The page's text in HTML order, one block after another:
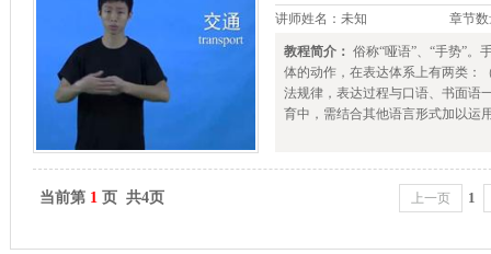
讲师姓名：未知 章节
教程简介： 俗称“哑语”、“手势”
体的动作，在表达体系上有两类：
法规律，表达过程与口语、书面语
育中，需结合其他语言形式加以运
当前第 1 页 共4页 上一页 1